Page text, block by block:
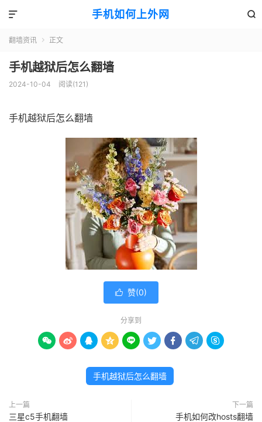
手机如何上外网 

翻墙资讯  正文
手机越狱后怎么翻墙
2024-10-04 阅读(121)
手机越狱后怎么翻墙
 赞(0)
分享到
        
手机越狱后怎么翻墙
上一篇
三星c5手机翻墙
下一篇
手机如何改hosts翻墙